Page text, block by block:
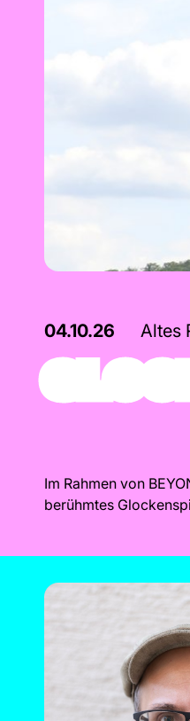
04.10.26 Altes
Im Rahmen von
berühmtes